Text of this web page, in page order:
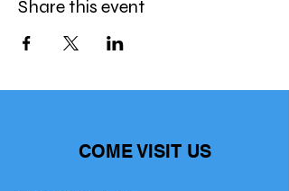
Share this event
COME VISIT US